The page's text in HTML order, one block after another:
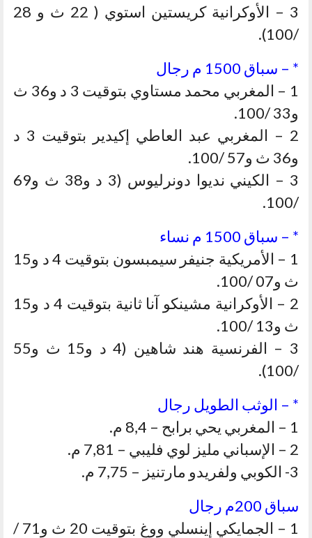
3 – الأوكرانية كريستين استوي ( 22 ث و 28
/100).
* – سباق 1500 م رجال
1 – المغربي محمد مستاوي بتوقيت 3 د و36 ث
و33 /100.
2 – المغربي عبد العاطي إكيدير بتوقيت 3 د
و36 ث و57 /100.
3 – الكيني نديوا دونرليوس (3 د و38 ث و69
/100.
* – سباق 1500 م نساء
1 – الأمريكية جنيفر سيمبسون بتوقيت 4 د و15
ث و07 /100.
2 – الأوكرانية مشينكو آنا ثانية بتوقيت 4 د و15
ث و13 /100.
3 – الفرنسية هند شاهين (4 د و15 ث و55
/100).
* – الوثب الطويل رجال
1 – المغربي يحي برابح – 8,4 م.
2 – الإسباني مليز لوي فليبي – 7,81 م.
3- الكوبي ولفريدو مارتنيز – 7,75 م.
سباق 200م رجال
1 – الجمايكي إينسلي ووغ بتوقيت 20 ث و71 /